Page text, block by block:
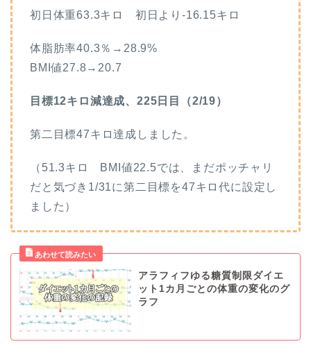
初日体重63.3キロ 初日より-16.15キロ
体脂肪率40.3％→28.9%
BMI値27.8→20.7
目標12キロ減達成、225日目（2/19）
第二目標47キロ達成しました。
（51.3キロ BMI値22.5では、まだポッチャリ
だと気づき1/31に第二目標を47キロ代に設定し
ました）
アラフィフゆる糖質制限ダイエ
ット1カ月ごとの体重の変化のグ
ラフ